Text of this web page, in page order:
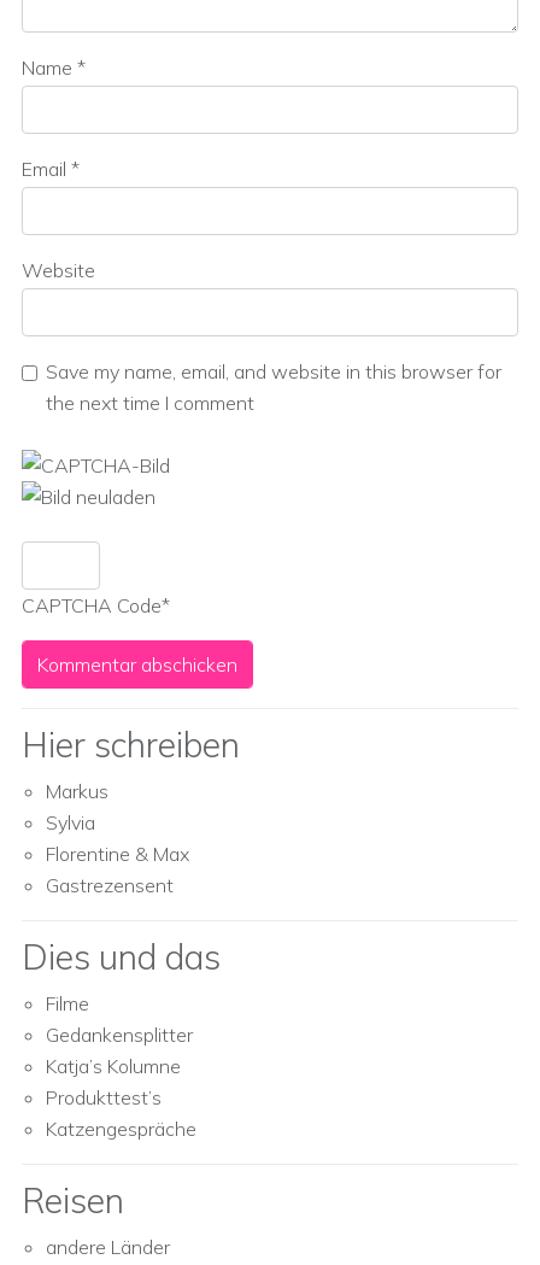
Name *
Email *
Website
Save my name, email, and website in this browser for
the next time I comment
CAPTCHA Code*
Hier schreiben
Markus
Sylvia
Florentine & Max
Gastrezensent
Dies und das
Filme
Gedankensplitter
Katja’s Kolumne
Produkttest’s
Katzengespräche
Reisen
andere Länder